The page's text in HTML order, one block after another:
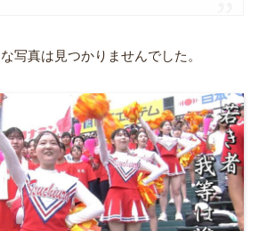
写真は見つかりませんでした。